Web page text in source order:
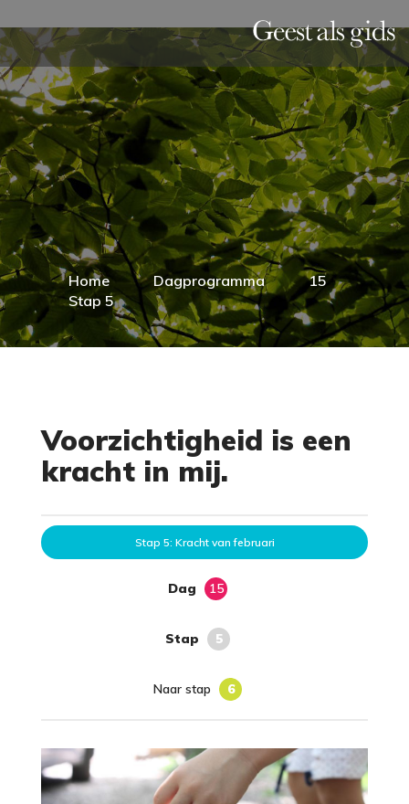
Home Dagprogramma
15
Stap 5
Voorzichtigheid is een
kracht in mij.
Stap 5: Kracht van februari
Dag 15
Stap 5
Naar stap 6